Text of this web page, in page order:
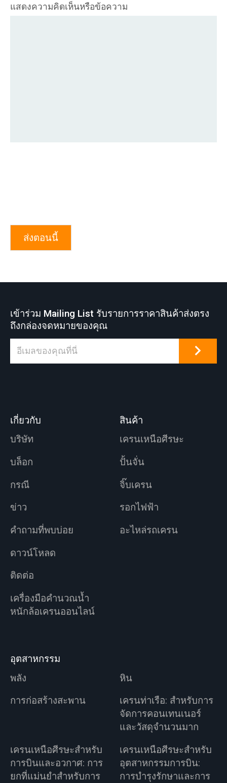
แสดงความคิดเห็นหรือข้อความ
ส่งตอนนี้
เข้าร่วม Mailing List รับรายการราคาสินค้าส่งตรง
ถึงกล่องจดหมายของคุณ
เกี่ยวกับ
บริษัท
บล็อก
กรณี
ข่าว
คำถามที่พบบ่อย
ดาวน์โหลด
ติดต่อ
เครื่องมือคำนวณน้ำ
หนักล้อเครนออนไลน์
สินค้า
เครนเหนือศีรษะ
ปั้นจั่น
จิ๊บเครน
รอกไฟฟ้า
อะไหล่รถเครน
อุตสาหกรรม
พลัง
หิน
การก่อสร้างสะพาน
เครนท่าเรือ: สำหรับการ
จัดการคอนเทนเนอร์
และวัสดุจำนวนมาก
เครนเหนือศีรษะสำหรับ
การบินและอวกาศ: การ
ยกที่แม่นยำสำหรับการ
เครนเหนือศีรษะสำหรับ
อุตสาหกรรมการบิน:
การบำรุงรักษาและการ